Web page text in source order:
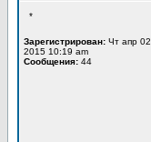
*
Зарегистрирован: Чт апр 02,
2015 10:19 am
Сообщения: 44